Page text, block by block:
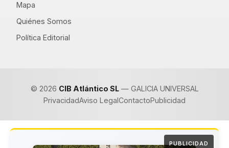
Mapa
Quiénes Somos
Política Editorial
© 2026 CIB Atlántico SL— GALICIA UNIVERSAL
PrivacidadAviso LegalContactoPublicidad
PUBLICIDAD